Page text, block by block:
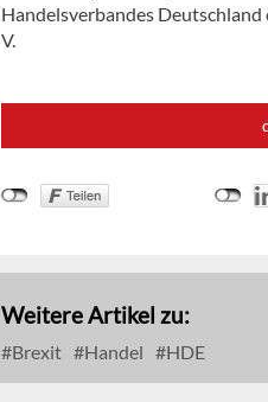
Handelsverbandes Deutschland
V.
Weitere Artikel zu:
Brexit Handel HDE